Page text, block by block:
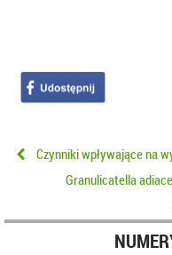
Czynniki wpływające na
Granulicatella